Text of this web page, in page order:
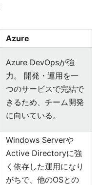
Azure
Azure DevOpsが強
力。 開発・運用を一
つのサービスで完結で
きるため、チーム開発
に向いている。
Windows Serverや
Active Directoryに強
く依存した運用になり
がちで、他のOSとの